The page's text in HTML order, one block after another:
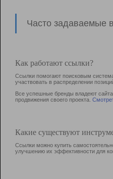
Часто задаваемые
Как работают ссылки?
Ссылки помогают поисковым
участвовать в раcпределении
Все успешные бренды владеют
продвижения своего проекта.
Какие существуют
Ссылки можно купить
улучшению их эффективности для